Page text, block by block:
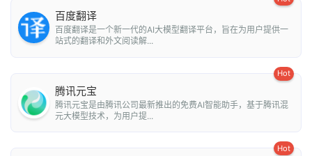
百度翻译
百度翻译是一个新一代的AI大模型翻译平台，旨在为用户提供一
站式的翻译和外文阅读解...
Hot
腾讯元宝
腾讯元宝是由腾讯公司最新推出的免费AI智能助手，基于腾讯混
元大模型技术，为用户提...
Hot